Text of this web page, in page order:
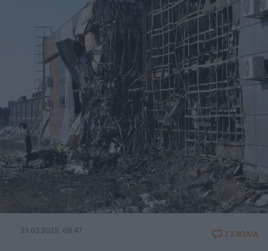
23.03.2025, 08:47 7 ΣΧΟΛΙΑ